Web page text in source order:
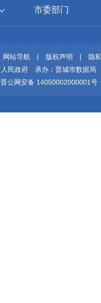
市委部门
网站导航 | 版权声明 |
隐
民政府
承办：晋城市数据局
晋公网安备 14050002000001号